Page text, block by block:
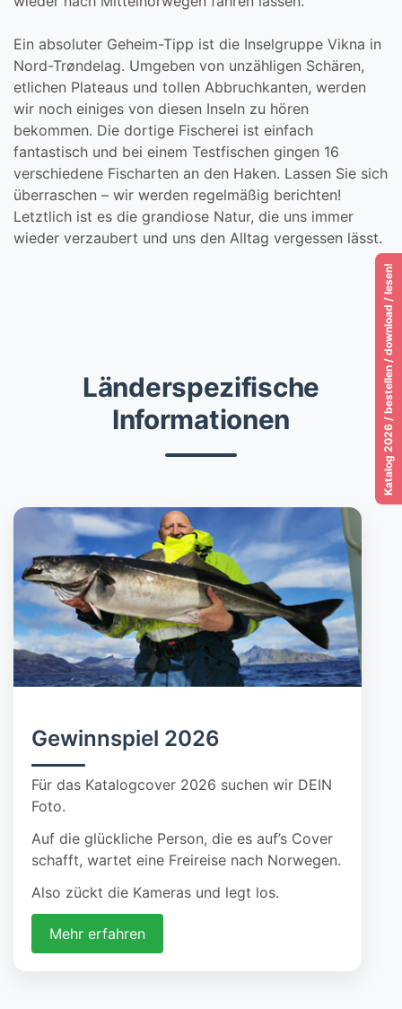
Katalog 2026 / bestellen / download / lesen!
Ein absoluter Geheim-Tipp ist die Inselgruppe Vikna in
Nord-Trøndelag. Umgeben von unzähligen Schären,
etlichen Plateaus und tollen Abbruchkanten, werden
wir noch einiges von diesen Inseln zu hören
bekommen. Die dortige Fischerei ist einfach
fantastisch und bei einem Testfischen gingen 16
verschiedene Fischarten an den Haken. Lassen Sie sich
überraschen – wir werden regelmäßig berichten!
Letztlich ist es die grandiose Natur, die uns immer
wieder verzaubert und uns den Alltag vergessen lässt.
Länderspezifische
Informationen
Gewinnspiel 2026
Für das Katalogcover 2026 suchen wir DEIN
Foto.
Auf die glückliche Person, die es auf’s Cover
schafft, wartet eine Freireise nach Norwegen.
Also zückt die Kameras und legt los.
Mehr erfahren